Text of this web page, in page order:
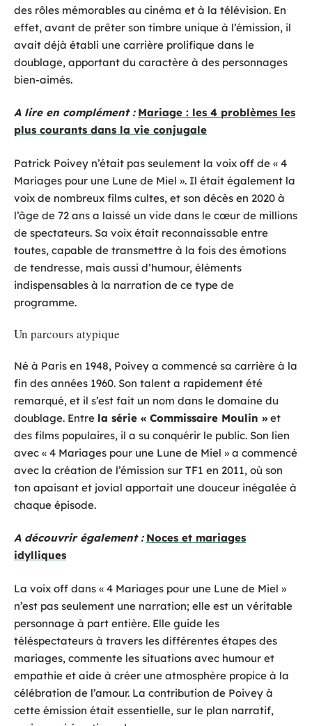
des rôles mémorables au cinéma et à la télévision. En
effet, avant de prêter son timbre unique à l’émission, il
avait déjà établi une carrière prolifique dans le
doublage, apportant du caractère à des personnages
bien-aimés.
A lire en complément : Mariage : les 4 problèmes les
plus courants dans la vie conjugale
Patrick Poivey n’était pas seulement la voix off de « 4
Mariages pour une Lune de Miel ». Il était également la
voix de nombreux films cultes, et son décès en 2020 à
l’âge de 72 ans a laissé un vide dans le cœur de millions
de spectateurs. Sa voix était reconnaissable entre
toutes, capable de transmettre à la fois des émotions
de tendresse, mais aussi d’humour, éléments
indispensables à la narration de ce type de
programme.
Un parcours atypique
Né à Paris en 1948, Poivey a commencé sa carrière à la
fin des années 1960. Son talent a rapidement été
remarqué, et il s’est fait un nom dans le domaine du
doublage. Entre la série « Commissaire Moulin » et
des films populaires, il a su conquérir le public. Son lien
avec « 4 Mariages pour une Lune de Miel » a commencé
avec la création de l’émission sur TF1 en 2011, où son
ton apaisant et jovial apportait une douceur inégalée à
chaque épisode.
A découvrir également : Noces et mariages
idylliques
La voix off dans « 4 Mariages pour une Lune de Miel »
n’est pas seulement une narration; elle est un véritable
personnage à part entière. Elle guide les
téléspectateurs à travers les différentes étapes des
mariages, commente les situations avec humour et
empathie et aide à créer une atmosphère propice à la
célébration de l’amour. La contribution de Poivey à
cette émission était essentielle, sur le plan narratif,